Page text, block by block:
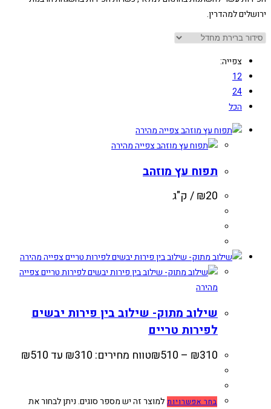
ירושלים למהדרין.
צפייה:
12
24
הכל
צפייה מהירה
צפייה מהירה
תפוח עץ מוזהב
₪20 / ק"ג
צפייה מהירה
צפייה
מהירה
שילוב מתוק- שילוב בין פירות יבשים
לפירות טריים
₪310
–
₪510 טווח מחירים: ⁦₪310⁩ עד ⁦₪510⁩
בחר אפשרויות למוצר זה יש מספר סוגים. ניתן לבחור את